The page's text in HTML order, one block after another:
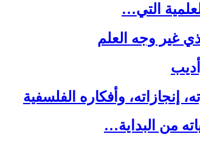
التي…
غير وجه العلم
وأفكاره الفلسفية
من البداية…